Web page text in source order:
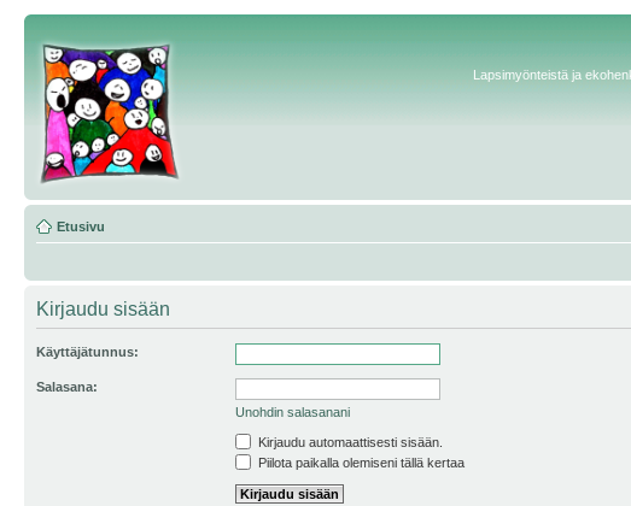
Lapsimyönteistä ja
Etusivu
Kirjaudu sisään
Käyttäjätunnus:
Salasana:
Unohdin salasanani
Kirjaudu automaattisesti sisään.
Piilota paikalla olemiseni tällä kertaa